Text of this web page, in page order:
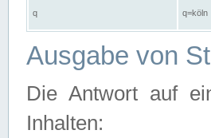
q q=köln
Ausgabe von
Die Antwort auf
Inhalten: